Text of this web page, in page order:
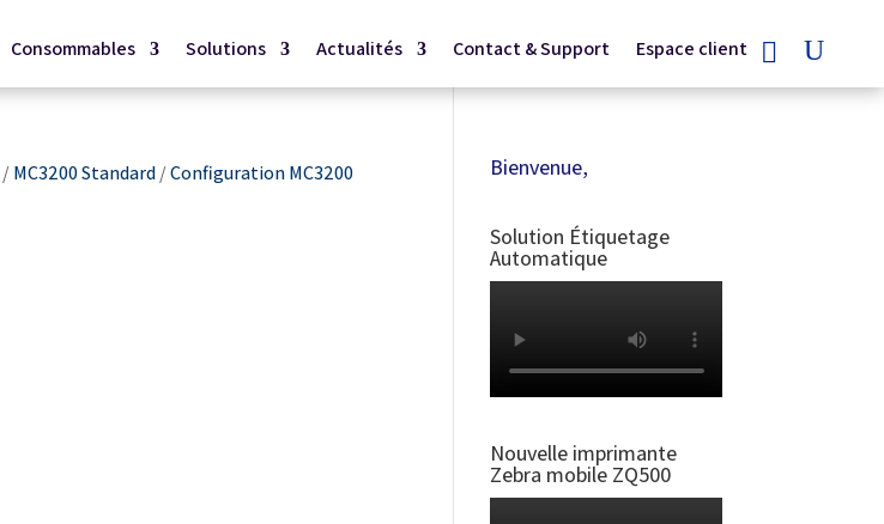
Consommables Solutions Actualités Contact & Support Espace client
/MC3200 Standard/Configuration MC3200
Bienvenue,
Solution Étiquetage
Automatique
Nouvelle imprimante
Zebra mobile ZQ500